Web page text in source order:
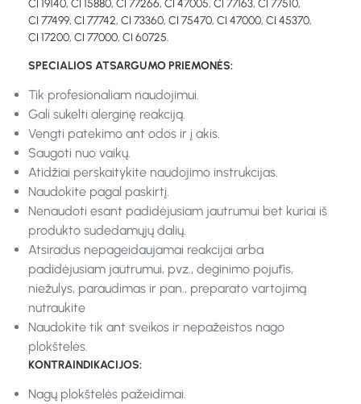
CI 19140, CI 15880, CI 77266, CI 47005, CI 77163, CI 77510,
CI 77499, CI 77742, CI 73360, CI 75470, CI 47000, CI 45370,
CI 17200, CI 77000, CI 60725.
SPECIALIOS ATSARGUMO PRIEMONĖS:
Tik profesionaliam naudojimui.
Gali sukelti alerginę reakciją.
Vengti patekimo ant odos ir į akis.
Saugoti nuo vaikų.
Atidžiai perskaitykite naudojimo instrukcijas.
Naudokite pagal paskirtį.
Nenaudoti esant padidėjusiam jautrumui bet kuriai iš
produkto sudedamųjų dalių.
Atsiradus nepageidaujamai reakcijai arba
padidėjusiam jautrumui, pvz., deginimo pojūtis,
niežulys, paraudimas ir pan., preparato vartojimą
nutraukite
Naudokite tik ant sveikos ir nepažeistos nago
plokštelės.
KONTRAINDIKACIJOS:
Nagų plokštelės pažeidimai.